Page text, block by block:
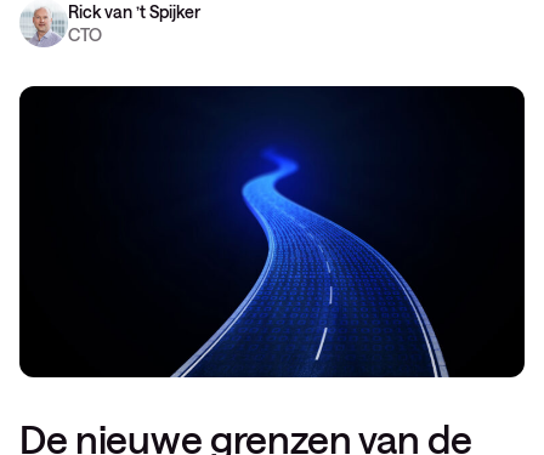
Rick van ’t Spijker
CTO
De nieuwe grenzen van de